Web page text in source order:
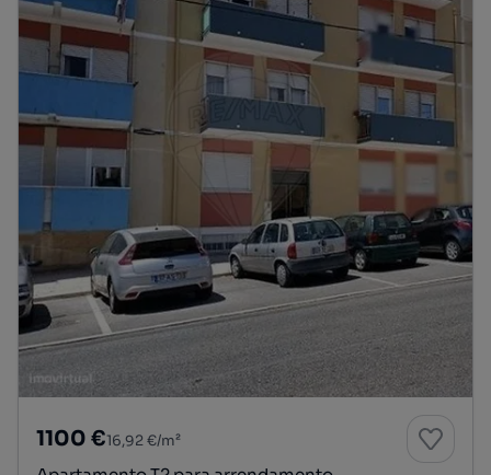
1100 €16,92 €/m²